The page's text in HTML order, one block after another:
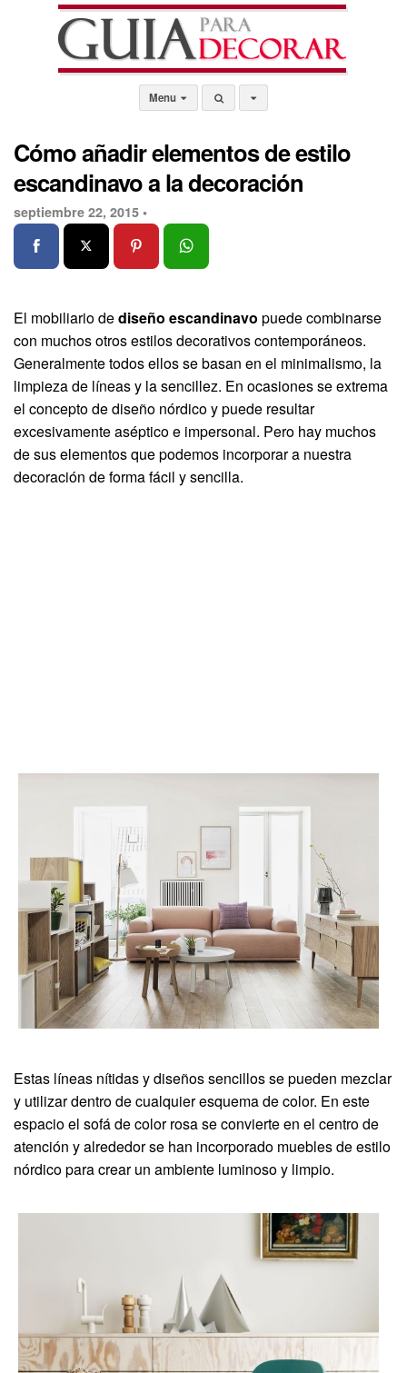
Menu
Cómo añadir elementos de estilo
escandinavo a la decoración
septiembre 22, 2015 •
El mobiliario dediseño escandinavo puede combinarse
con muchos otros estilos decorativos contemporáneos.
Generalmente todos ellos se basan en el minimalismo, la
limpieza de líneas y la sencillez. En ocasiones se extrema
el concepto de diseño nórdico y puede resultar
excesivamente aséptico e impersonal. Pero hay muchos
de sus elementos que podemos incorporar a nuestra
decoración de forma fácil y sencilla.
Estas líneas nítidas y diseños sencillos se pueden mezclar
y utilizar dentro de cualquier esquema de color. En este
espacio el sofá de color rosa se convierte en el centro de
atención y alrededor se han incorporado muebles de estilo
nórdico para crear un ambiente luminoso y limpio.